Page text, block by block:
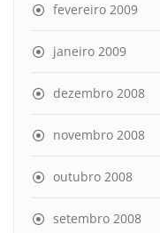
fevereiro 2009
janeiro 2009
dezembro 2008
novembro 2008
outubro 2008
setembro 2008